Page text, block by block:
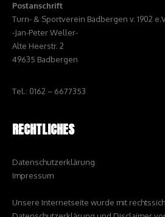
Postanschrift
Turn- & Sportverein Badbergen v. 1902
-Jan-Peter Weller-
Alte Heerstr. 2
49635 Badbergen
Tel.: 0162 – 6677353
RECHTLICHES
Datenschutzerklärung
Impressum
Unsere Internetseite wurde mit